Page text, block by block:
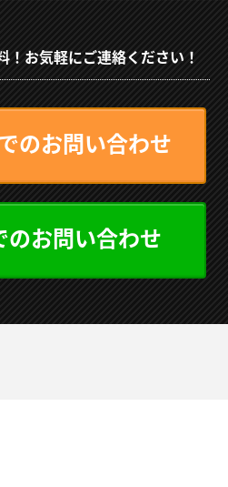
！お気軽にご連絡ください！
のお問い合わせ
のお問い合わせ